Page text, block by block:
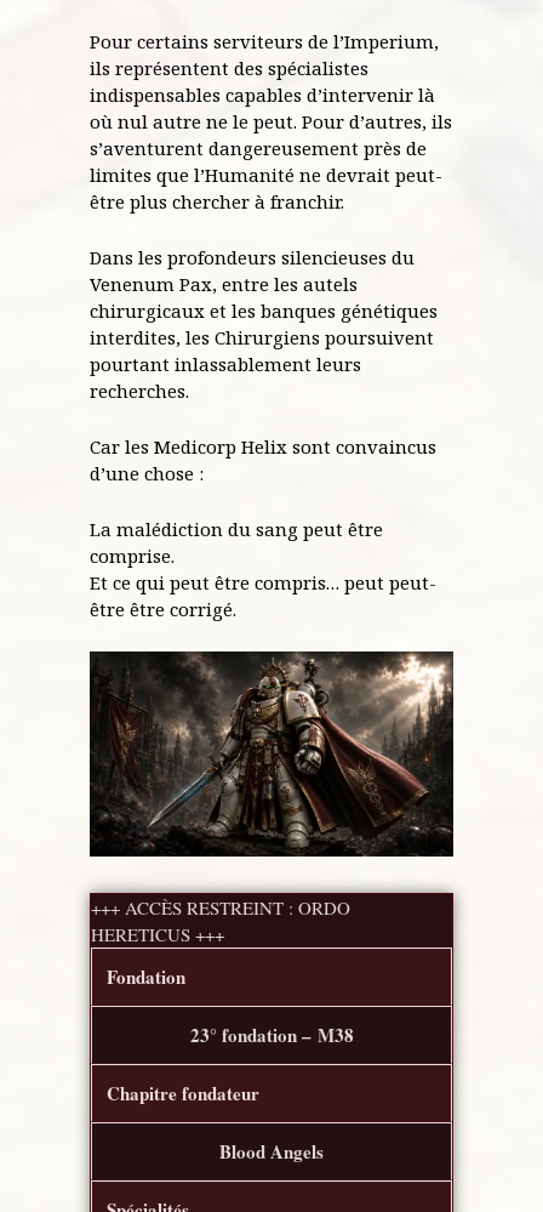
Pour certains serviteurs de l’Imperium,
ils représentent des spécialistes
indispensables capables d’intervenir là
où nul autre ne le peut. Pour d’autres, ils
s’aventurent dangereusement près de
limites que l’Humanité ne devrait peut-
être plus chercher à franchir.
Dans les profondeurs silencieuses du
Venenum Pax, entre les autels
chirurgicaux et les banques génétiques
interdites, les Chirurgiens poursuivent
pourtant inlassablement leurs
recherches.
Car les Medicorp Helix sont convaincus
d’une chose :
La malédiction du sang peut être
comprise.
Et ce qui peut être compris… peut peut-
être être corrigé.
+++ ACCÈS RESTREINT : ORDO
HERETICUS +++
Fondation
23° fondation – M38
Chapitre fondateur
Blood Angels